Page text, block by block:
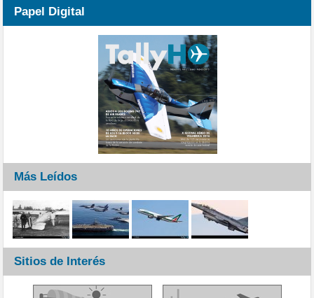
Papel Digital
Más Leídos
Sitios de Interés